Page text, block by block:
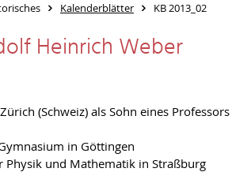
Kalenderblätter KB 2013_02
Heinrich Weber
(Schweiz) als Sohn eines
in Göttingen
Physik und Mathematik in Straßburg